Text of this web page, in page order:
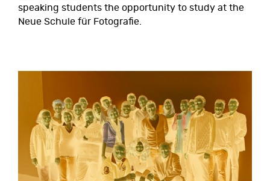
speaking students the opportunity to study at the
Neue Schule für Fotografie.